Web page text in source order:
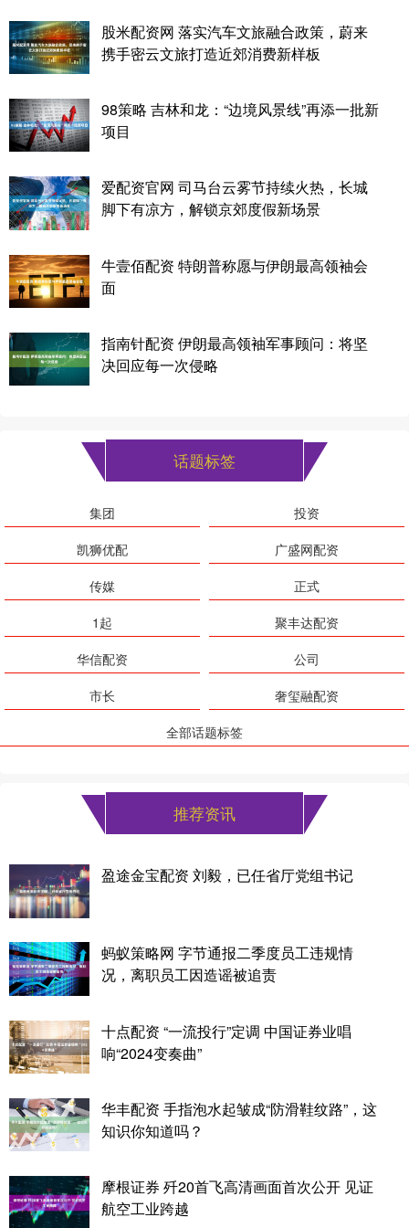
股米配资网 落实汽车文旅融合政策，蔚来
携手密云文旅打造近郊消费新样板
98策略 吉林和龙：“边境风景线”再添一批新
项目
爱配资官网 司马台云雾节持续火热，长城
脚下有凉方，解锁京郊度假新场景
牛壹佰配资 特朗普称愿与伊朗最高领袖会
面
指南针配资 伊朗最高领袖军事顾问：将坚
决回应每一次侵略
话题标签
集团
投资
凯狮优配
广盛网配资
传媒
正式
1起
聚丰达配资
华信配资
公司
市长
奢玺融配资
全部话题标签
推荐资讯
盈途金宝配资 刘毅，已任省厅党组书记
蚂蚁策略网 字节通报二季度员工违规情
况，离职员工因造谣被追责
十点配资 “一流投行”定调 中国证券业唱
响“2024变奏曲”
华丰配资 手指泡水起皱成“防滑鞋纹路”，这
知识你知道吗？
摩根证券 歼20首飞高清画面首次公开 见证
航空工业跨越